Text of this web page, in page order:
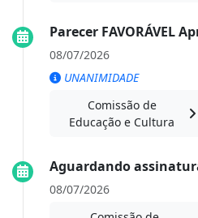
Parecer FAVORÁVEL
08/07/2026
UNANIMIDADE
Comissão de
Educação e Cultura
Aguardando
08/07/2026